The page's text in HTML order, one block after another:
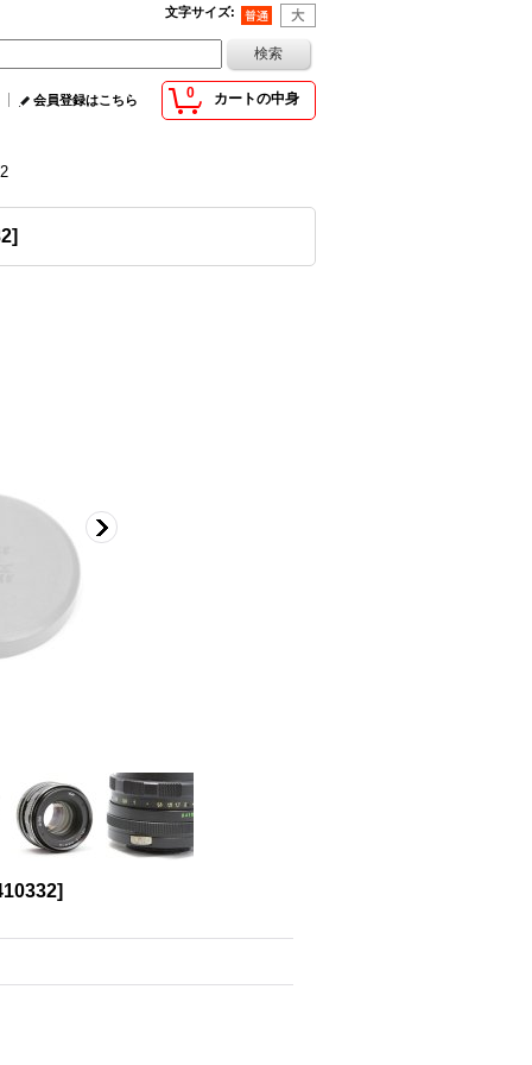
文字サイズ:
0 カートの中身
会員登録はこちら
]
]